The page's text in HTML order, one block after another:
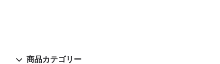
商品カテゴリー